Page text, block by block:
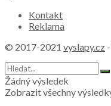
Kontakt
Reklama
© 2017-2021 vyslapy.cz
Žádný výsledek
Zobrazit všechny